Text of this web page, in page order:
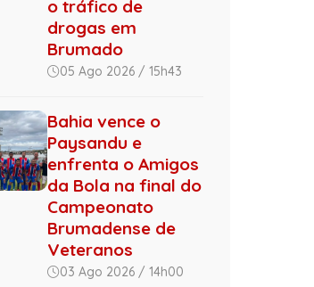
o tráfico de
drogas em
Brumado
05 Ago 2026 / 15h43
Bahia vence o
Paysandu e
enfrenta o Amigos
da Bola na final do
Campeonato
Brumadense de
Veteranos
03 Ago 2026 / 14h00